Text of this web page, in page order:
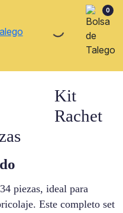
0
Kit
Rachet
piezas, ideal para
Este completo set